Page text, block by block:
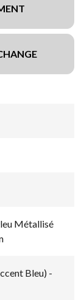
Métallisé
Bleu) -